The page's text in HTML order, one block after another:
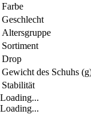
Farbe
Geschlecht
Altersgruppe
Sortiment
Drop
Gewicht des Schuhs
Stabilität
Loading...
Loading...